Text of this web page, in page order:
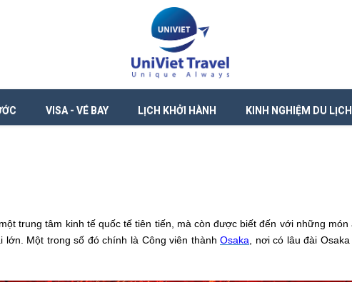
VISA - VÉ BAY LỊCH KHỞI HÀNH KINH NGHIỆM DU LỊCH
trung tâm kinh tế quốc tế tiên tiến, mà còn được biết đến với những
lớn. Một trong số đó chính là Công viên thànhOsaka , nơi có lâu đài